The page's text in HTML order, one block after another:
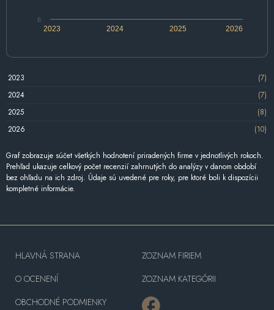
2024 2026
2023 2025
6
2023
(7)
2024
(7)
2025
(8)
2026
(10)
Graf zobrazuje súčet všetkých hodnotení priradených firme v jednotlivých rokoch.
Prehľad ukazuje celkový počet recenzií zahrnutých do analýzy v danom období
bez ohľadu na ich zdroj. Údaje sú uvedené pre roky, pre ktoré boli k dispozícii
kompletné informácie.
HLAVNÁ STRANA
O OCENENÍ
OBCHODNÉ PODMIENKY
ZOZNAM FIRIEM
ZOZNAM KATEGÓRII